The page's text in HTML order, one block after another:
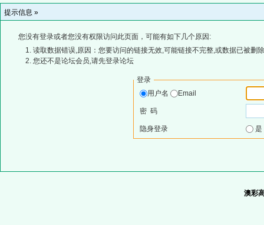
提示信息 »
您没有登录或者您没有权限访问此页面，可能有如下几个原因:
读取数据错误,原因：您要访问的链接无效,可能链接不完整,或数据已被删
您还不是论坛会员,请先登录论坛
登录
用户名
Email
密 码
隐身登录
澳彩